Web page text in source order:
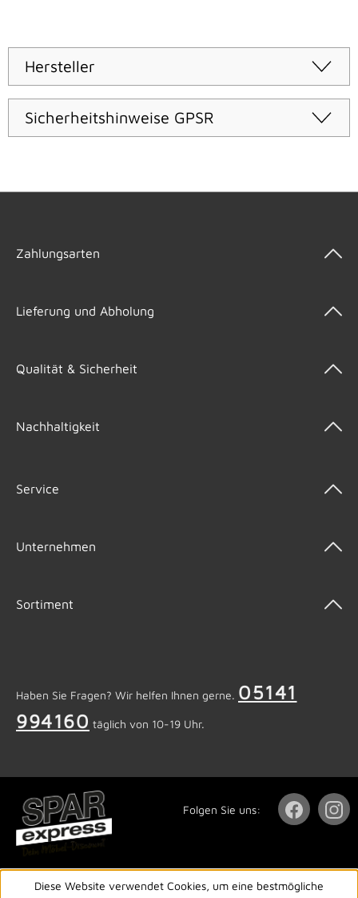
Hersteller
Sicherheitshinweise GPSR
Zahlungsarten
Lieferung und Abholung
Qualität & Sicherheit
Nachhaltigkeit
Service
Unternehmen
Sortiment
Haben Sie Fragen? Wir helfen Ihnen gerne. 05141
994160 täglich von 10-19 Uhr.
Folgen Sie uns:
Diese Website verwendet Cookies, um eine bestmögliche